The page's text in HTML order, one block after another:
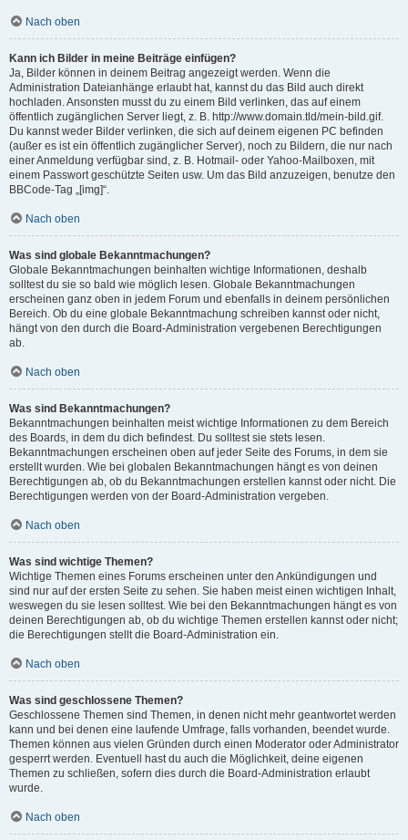
Nach oben
Kann ich Bilder in meine Beiträge einfügen?
Ja, Bilder können in deinem Beitrag angezeigt werden. Wenn die
Administration Dateianhänge erlaubt hat, kannst du das Bild auch direkt
hochladen. Ansonsten musst du zu einem Bild verlinken, das auf einem
öffentlich zugänglichen Server liegt, z. B. http://www.domain.tld/mein-bild.gif.
Du kannst weder Bilder verlinken, die sich auf deinem eigenen PC befinden
(außer es ist ein öffentlich zugänglicher Server), noch zu Bildern, die nur nach
einer Anmeldung verfügbar sind, z. B. Hotmail- oder Yahoo-Mailboxen, mit
einem Passwort geschützte Seiten usw. Um das Bild anzuzeigen, benutze den
BBCode-Tag „[img]“.
Nach oben
Was sind globale Bekanntmachungen?
Globale Bekanntmachungen beinhalten wichtige Informationen, deshalb
solltest du sie so bald wie möglich lesen. Globale Bekanntmachungen
erscheinen ganz oben in jedem Forum und ebenfalls in deinem persönlichen
Bereich. Ob du eine globale Bekanntmachung schreiben kannst oder nicht,
hängt von den durch die Board-Administration vergebenen Berechtigungen
ab.
Nach oben
Was sind Bekanntmachungen?
Bekanntmachungen beinhalten meist wichtige Informationen zu dem Bereich
des Boards, in dem du dich befindest. Du solltest sie stets lesen.
Bekanntmachungen erscheinen oben auf jeder Seite des Forums, in dem sie
erstellt wurden. Wie bei globalen Bekanntmachungen hängt es von deinen
Berechtigungen ab, ob du Bekanntmachungen erstellen kannst oder nicht. Die
Berechtigungen werden von der Board-Administration vergeben.
Nach oben
Was sind wichtige Themen?
Wichtige Themen eines Forums erscheinen unter den Ankündigungen und
sind nur auf der ersten Seite zu sehen. Sie haben meist einen wichtigen Inhalt,
weswegen du sie lesen solltest. Wie bei den Bekanntmachungen hängt es von
deinen Berechtigungen ab, ob du wichtige Themen erstellen kannst oder nicht;
die Berechtigungen stellt die Board-Administration ein.
Nach oben
Was sind geschlossene Themen?
Geschlossene Themen sind Themen, in denen nicht mehr geantwortet werden
kann und bei denen eine laufende Umfrage, falls vorhanden, beendet wurde.
Themen können aus vielen Gründen durch einen Moderator oder Administrator
gesperrt werden. Eventuell hast du auch die Möglichkeit, deine eigenen
Themen zu schließen, sofern dies durch die Board-Administration erlaubt
wurde.
Nach oben